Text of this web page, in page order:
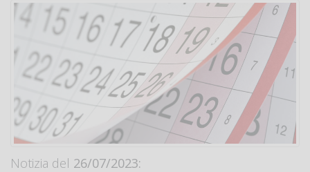
Notizia del 26/07/2023: